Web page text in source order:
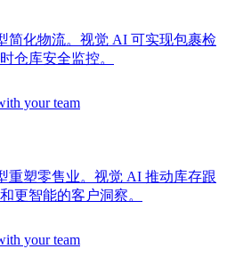
简化物流。视觉 AI 可实现包裹检
仓库安全监控。
重塑零售业。视觉 AI 推动库存跟
更智能的客户洞察。